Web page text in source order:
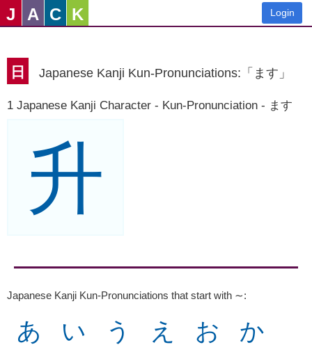
J A C K Login
日 Japanese Kanji Kun-Pronunciations:「ます」
1 Japanese Kanji Character - Kun-Pronunciation - ます
升
Japanese Kanji Kun-Pronunciations that start with ∼:
あ い う え お
か